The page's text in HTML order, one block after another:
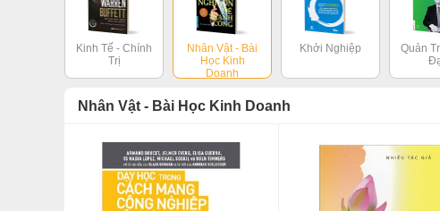
Kinh Tế - Chính
Trị
Nhân Vật - Bài
Học Kinh
Doanh
Khởi Nghiệp
Quản
Nhân Vật - Bài Học Kinh Doanh